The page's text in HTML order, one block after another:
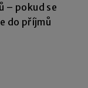
– pokud se
do příjmů